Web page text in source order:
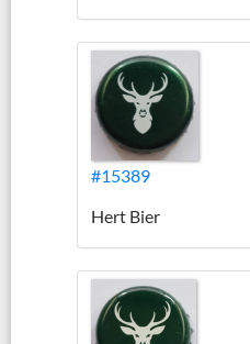
#15389
Hert Bier